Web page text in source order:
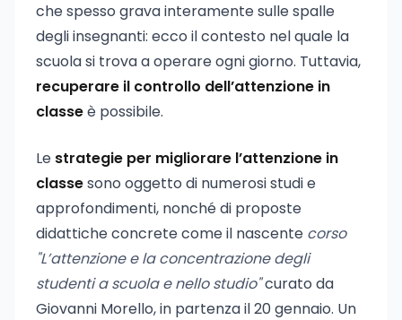
che spesso grava interamente sulle spalle
degli insegnanti: ecco il contesto nel quale la
scuola si trova a operare ogni giorno. Tuttavia,
recuperare il controllo dell’attenzione in
classeè possibile.
Le strategie per migliorare l’attenzione in
classesono oggetto di numerosi studi e
approfondimenti, nonché di proposte
didattiche concrete come il nascente corso
"L’attenzione e la concentrazione degli
studenti a scuola e nello studio"curato da
Giovanni Morello, in partenza il 20 gennaio. Un